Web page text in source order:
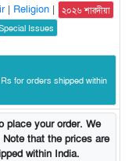
| Religion |
২০২৬ শারদীয়া
Issues
for orders shipped within
place your order. We
that the prices are
within India.